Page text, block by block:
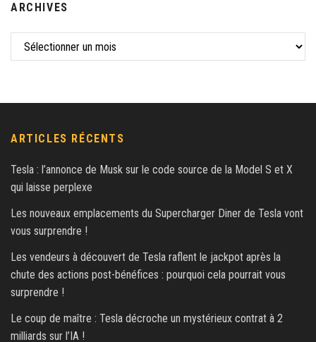
ARCHIVES
ARTICLES RÉCENTS
Tesla : l’annonce de Musk sur le code source de la Model S et X
qui laisse perplexe
Les nouveaux emplacements du Supercharger Diner de Tesla vont
vous surprendre !
Les vendeurs à découvert de Tesla raflent le jackpot après la
chute des actions post-bénéfices : pourquoi cela pourrait vous
surprendre !
Le coup de maître : Tesla décroche un mystérieux contrat à 2
milliards sur l’IA !